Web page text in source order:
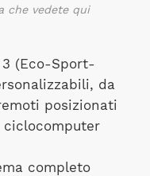
che vedete qui
(Eco-Sport-
da
posizionati
completo